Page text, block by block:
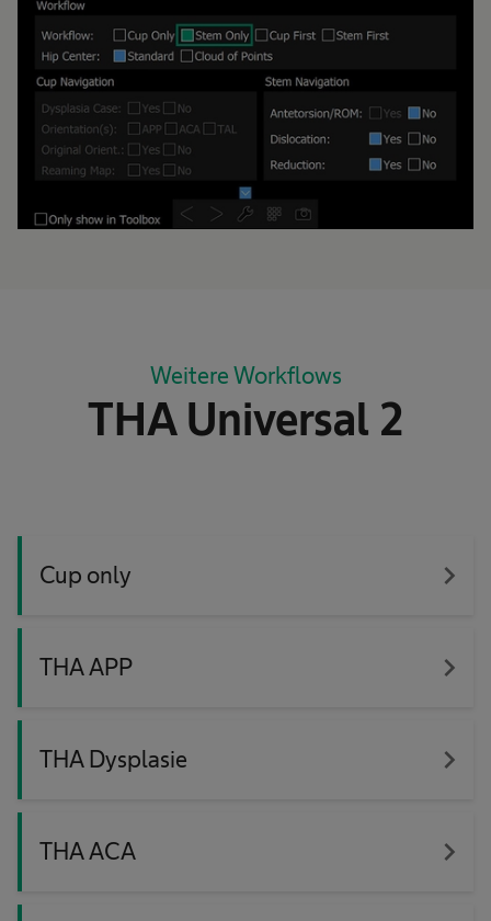
Weitere Workflows
THA Universal 2
Cup only navigate_next
THA APP navigate_next
THA Dysplasie navigate_next
THA ACA navigate_next